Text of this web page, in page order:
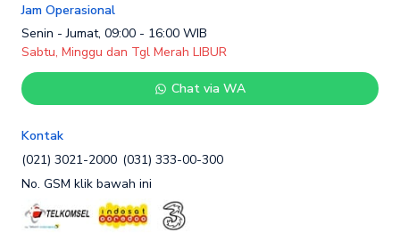
Jam Operasional
Senin - Jumat, 09:00 - 16:00 WIB
Sabtu, Minggu dan Tgl Merah LIBUR
Chat via WA
Kontak
(021) 3021-2000 (031) 333-00-300
No. GSM klik bawah ini